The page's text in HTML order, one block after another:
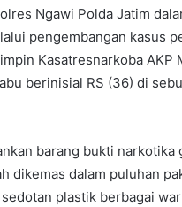
Ngawi Polda Jatim
pengembangan kasus
Kasatresnarkoba AKP
berinisial RS (36) di
barang bukti
dikemas dalam puluhan
plastik berbagai